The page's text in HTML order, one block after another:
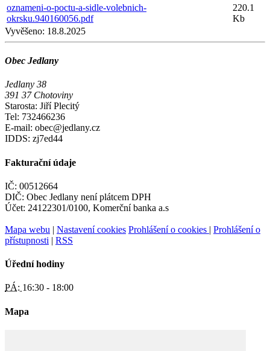
oznameni-o-poctu-a-sidle-volebnich-
okrsku.940160056.pdf
220.1
Kb
Vyvěšeno: 18.8.2025
Obec Jedlany
Jedlany 38
391 37 Chotoviny
Starosta: Jiří Plecitý
Tel: 732466236
E-mail: obec@jedlany.cz
IDDS: zj7ed44
Fakturační údaje
IČ: 00512664
DIČ: Obec Jedlany není plátcem DPH
Účet: 24122301/0100, Komerční banka a.s
Mapa webu | Nastavení cookies Prohlášení o cookies | Prohlášení o
přístupnosti | RSS
Úřední hodiny
PÁ: 16:30 - 18:00
Mapa